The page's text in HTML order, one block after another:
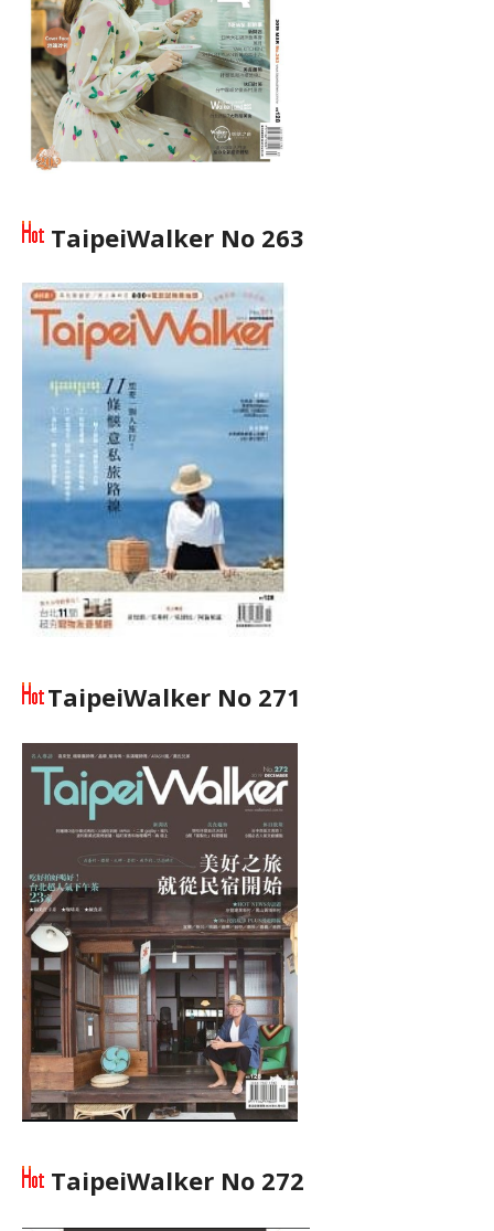
TaipeiWalker No 263
TaipeiWalker No 271
TaipeiWalker No 272